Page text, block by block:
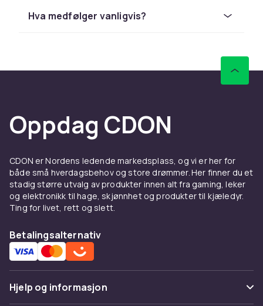
Sjekk alltid at alle porter fungerer og at bilde
og lyd er klart.
konkurransedyktige priser. Rask levering og
Retro-gaming er i dag en blomstrende hobby
med aktive communities og samlerbørser.
enklere enn noen gang å spille klassiske spill
på moderne maskinvare.
Spill i originalemballasje (CIB) med manual er
mest verdifulle. Løse spill er billigere og gir den
konsoller og spill fungerer korrekt.
Utvalget av retrospill oppdateres løpende.
Sjekk sortimentet regelmessig for sjeldne
titler.
Hva medfølger vanligvis?
Oppdag CDON
CDON er Nordens ledende markedsplass, og vi er her for
både små hverdagsbehov og store drømmer. Her finner du et
stadig større utvalg av produkter innen alt fra gaming, leker
og elektronikk til hage, skjønnhet og produkter til kjæledyr.
Ting for livet, rett og slett.
Betalingsalternativ
Hjelp og informasjon